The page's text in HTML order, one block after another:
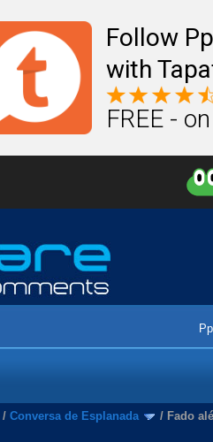
Follow
with
FREE -
/ Conversa de Esplanada / Fado